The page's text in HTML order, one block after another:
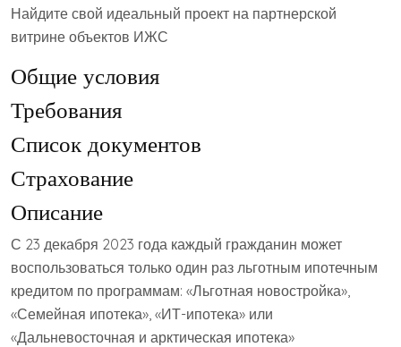
Найдите свой идеальный проект на партнерской
витрине объектов ИЖС
Общие условия
Требования
Список документов
Страхование
Описание
С 23 декабря 2023 года каждый гражданин может
воспользоваться только один раз льготным ипотечным
кредитом по программам: «Льготная новостройка»,
«Семейная ипотека», «ИТ-ипотека» или
«Дальневосточная и арктическая ипотека»